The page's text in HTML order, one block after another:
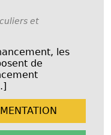
et
les
de